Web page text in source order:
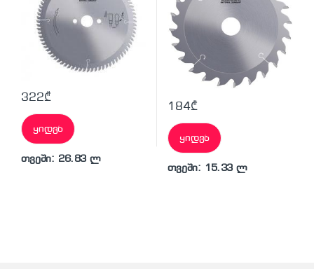
322₾
ყიდვა
თვეში: 26.83 ლ
184₾
ყიდვა
თვეში: 15.33 ლ